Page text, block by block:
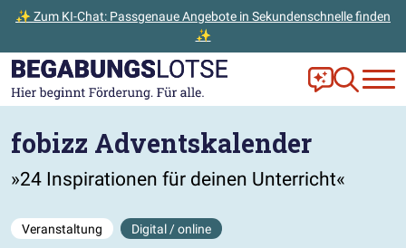
✨ Zum KI-Chat: Passgenaue Angebote in Sekundenschnelle finden
✨
Zum Hauptinhalt der Seite springen
Zur Startseite gehen Frag Ella!
Zur
fobizz Adventskalender
»24 Inspirationen für deinen Unterricht«
Veranstaltung Digital / online